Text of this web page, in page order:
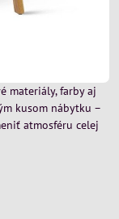
materiály, farby aj
kusom nábytku –
atmosféru celej